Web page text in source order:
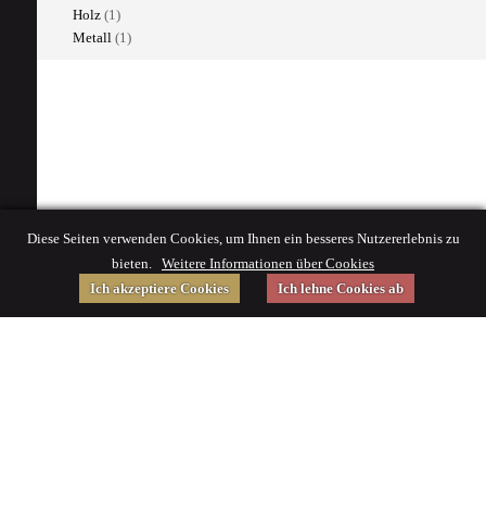
Holz (1)
Metall (1)
Diese Seiten verwenden Cookies, um Ihnen ein besseres Nutzererlebnis zu
bieten. Weitere Informationen über Cookies
Ich akzeptiere Cookies
Ich lehne Cookies ab